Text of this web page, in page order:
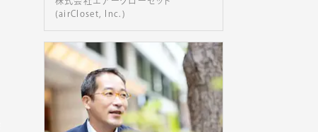
(airCloset, Inc.)